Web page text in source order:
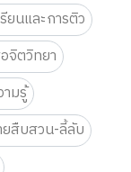
ยนและการติว
จิตวิทยา
มรู้
ยสืบสวน-ลี้ลับ